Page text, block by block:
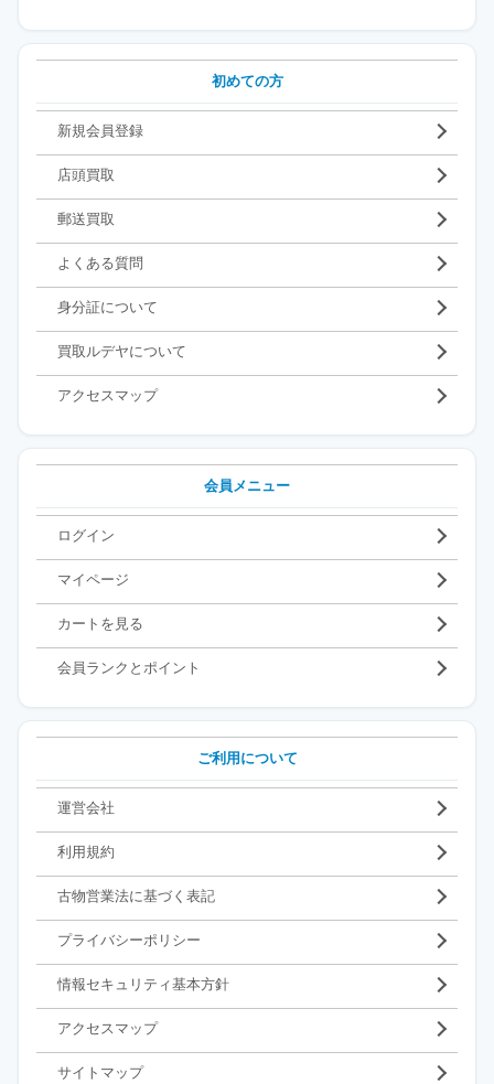
初めての方
新規会員登録
店頭買取
郵送買取
よくある質問
身分証について
買取ルデヤについて
アクセスマップ
会員メニュー
ログイン
マイページ
カートを見る
会員ランクとポイント
ご利用について
運営会社
利用規約
古物営業法に基づく表記
プライバシーポリシー
情報セキュリティ基本方針
アクセスマップ
サイトマップ